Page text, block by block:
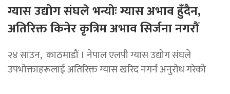
ग्यास उद्योग संघले भन्योः ग्यास अभाव हुँदैन,
अतिरिक्त किनेर कृत्रिम अभाव सिर्जना नगरौं
२४ साउन, काठमाडौं । नेपाल एलपी ग्यास उद्योग संघले
उपभोक्ताहरूलाई अतिरिक्त ग्यास खरिद नगर्न अनुरोध गरेको